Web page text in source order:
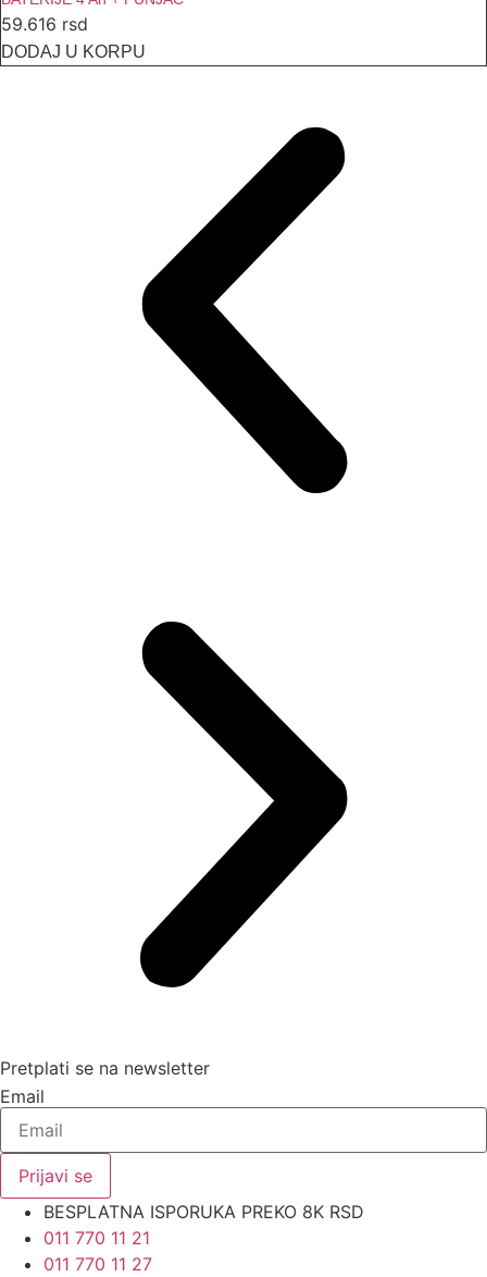
59.616 rsd
DODAJ U KORPU
Pretplati se na newsletter
Email
Prijavi se
BESPLATNA ISPORUKA PREKO 8K RSD
011 770 11 21
011 770 11 27